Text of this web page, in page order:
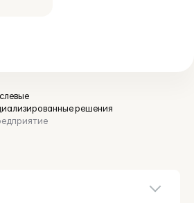
решения